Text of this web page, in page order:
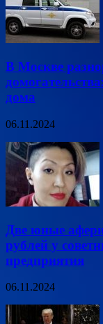
В Москве
дома
06.11.2024
Две юные
рублей у
предприятия
06.11.2024